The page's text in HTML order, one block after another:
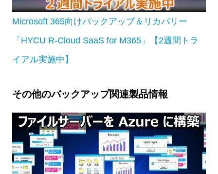
Microsoft 365向けバックアップ＆リカバリー
「HYCU R-Cloud SaaS for M365」【2週間トラ
イアル実施中】
その他のバックアップ関連製品情報